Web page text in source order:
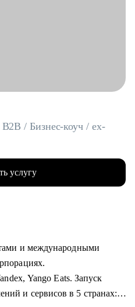
/ Бизнес-коуч / ex-
услугу
и международными
Yango Eats. Запуск
и сервисов в 5 странах: